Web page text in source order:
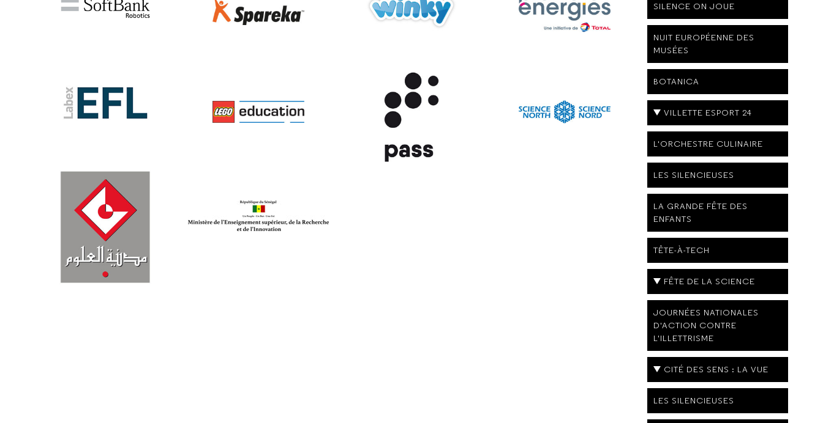
SILENCE ON JOUE
NUIT EUROPÉENNE DES
MUSÉES
BOTANICA
VILLETTE ESPORT 24
L'ORCHESTRE CULINAIRE
LES SILENCIEUSES
LA GRANDE FÊTE DES
ENFANTS
TÊTE-À-TECH
FÊTE DE LA SCIENCE
JOURNÉES NATIONALES
D'ACTION CONTRE
L'ILLETTRISME
CITÉ DES SENS : LA VUE
LES SILENCIEUSES